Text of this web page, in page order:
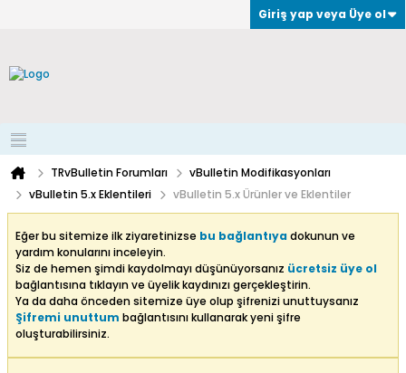
Giriş yap veya Üye ol
TRvBulletin Forumları
vBulletin Modifikasyonları
vBulletin 5.x Eklentileri
vBulletin 5.x Ürünler ve Eklentiler
Eğer bu sitemize ilk ziyaretinizse bu bağlantıyadokunun ve
yardım konularını inceleyin.
Siz de hemen şimdi kaydolmayı düşünüyorsanız ücretsiz üye ol
bağlantısına tıklayın ve üyelik kaydınızı gerçekleştirin.
Ya da daha önceden sitemize üye olup şifrenizi unuttuysanız
Şifremi unuttum bağlantısını kullanarak yeni şifre
oluşturabilirsiniz.